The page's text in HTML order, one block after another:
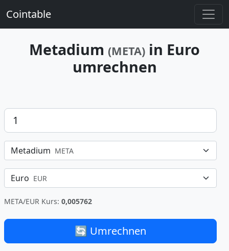
Cointable
Metadium (META) in Euro
umrechnen
Betrag
Metadium META
Euro EUR
META/EUR Kurs: 0,005762
🔄 Umrechnen